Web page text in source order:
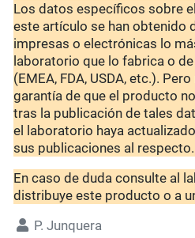
Los datos específicos sobre
este artículo se han obtenido
impresas o electrónicas lo
laboratorio que lo fabrica o
(EMEA, FDA, USDA, etc.).
garantía de que el producto
tras la publicación de tales
el laboratorio haya
sus publicaciones al respecto.
En caso de duda consulte al
distribuye este producto o a
P. Junquera